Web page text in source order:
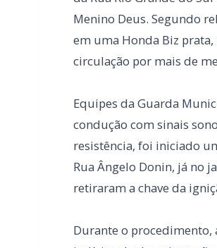
condução com sinais
resistência, foi iniciado
Rua Ângelo Donin, já no
retiraram a chave da
Durante o
indícios de
profissionais do Serviço
realizaram o
encaminhada à